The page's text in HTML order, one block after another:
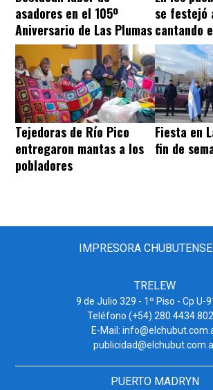
asadores en el 105º
Aniversario de Las Plumas
se festejó
cantando
Tejedoras de Río Pico
entregaron mantas a los
pobladores
Fiesta en
fin de
IMPRESORA
TRELEW
9 de Julio 329 - 1º Piso - Cp U-
Teléfono (+54) 280 4434
E-Mail:
PUERTO MADRYN